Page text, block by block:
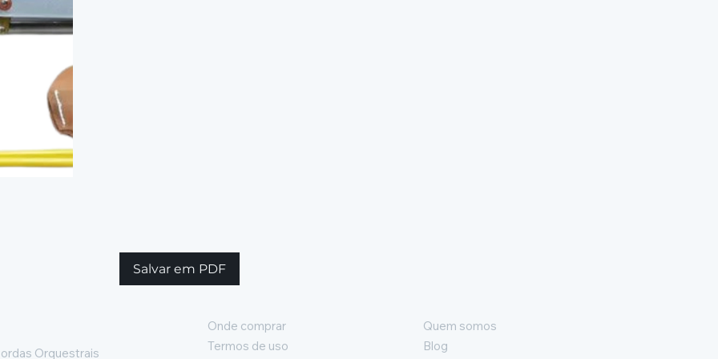
Salvar em PDF
Orquestrais
Onde comprar
Termos de uso
Quem somos
Blog